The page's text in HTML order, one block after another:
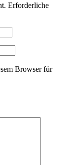
Erforderliche
Browser für